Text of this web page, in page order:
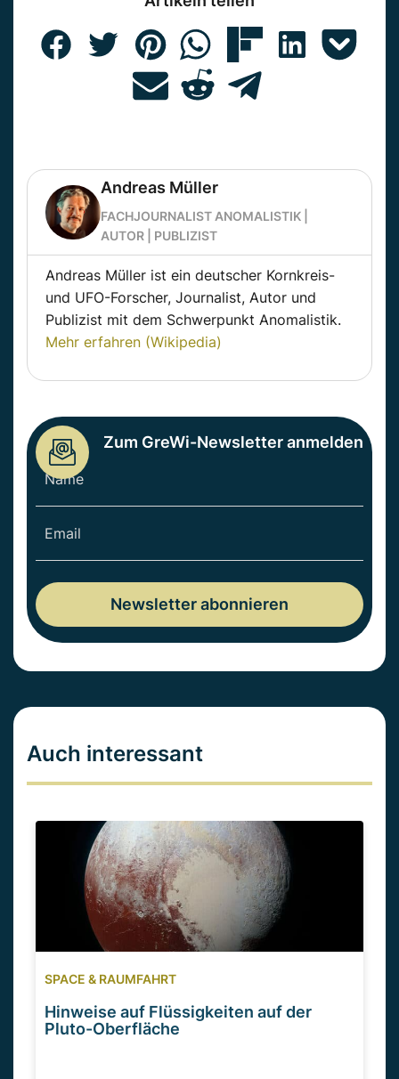
Andreas Müller
FACHJOURNALIST ANOMALISTIK |
AUTOR | PUBLIZIST
Andreas Müller ist ein deutscher Kornkreis-
und UFO-Forscher, Journalist, Autor und
Publizist mit dem Schwerpunkt Anomalistik.
Mehr erfahren (Wikipedia)
Zum GreWi-Newsletter anmelden
Auch interessant
SPACE & RAUMFAHRT
Hinweise auf Flüssigkeiten auf der
Pluto-Oberfläche